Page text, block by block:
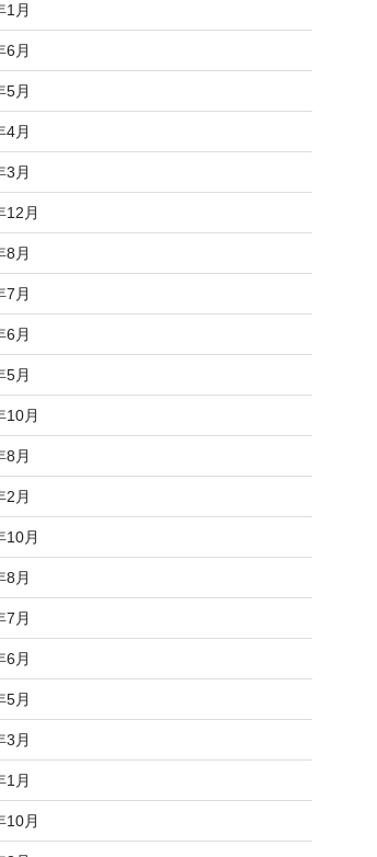
1月
6月
5月
4月
3月
12月
8月
7月
6月
5月
10月
8月
2月
10月
8月
7月
6月
5月
3月
1月
10月